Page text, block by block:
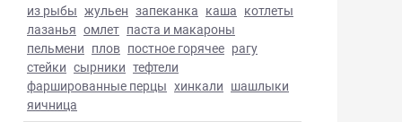
из рыбы жульен запеканка каша котлеты
лазанья омлет паста и макароны
пельмени плов постное горячее рагу
стейки сырники тефтели
фаршированные перцы хинкали шашлыки
яичница